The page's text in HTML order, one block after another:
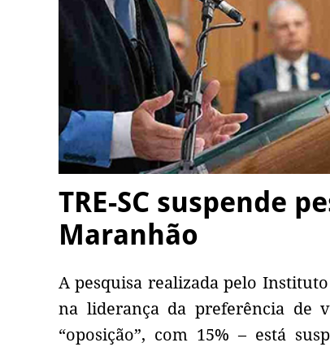
TRE-SC suspende
Maranhão
A pesquisa realizada pelo
na liderança da preferência de
“oposição”, com 15% – está